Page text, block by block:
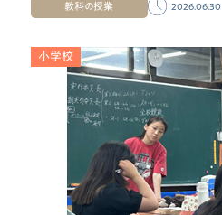
教科の授業 2026.06.30
小学校